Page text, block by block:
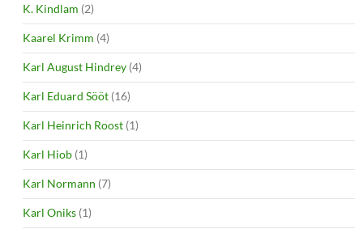
K. Kindlam (2)
Kaarel Krimm (4)
Karl August Hindrey (4)
Karl Eduard Sööt (16)
Karl Heinrich Roost (1)
Karl Hiob (1)
Karl Normann (7)
Karl Oniks (1)